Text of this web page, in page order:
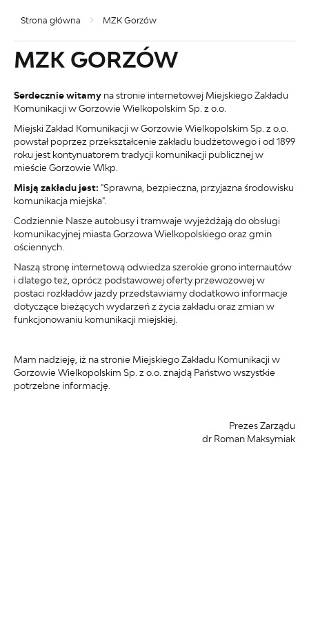
Strona główna MZK Gorzów
MZK GORZÓW
Serdecznie witamy na stronie internetowej Miejskiego Zakładu
Komunikacji w Gorzowie Wielkopolskim Sp. z o.o.
Miejski Zakład Komunikacji w Gorzowie Wielkopolskim Sp. z o.o.
powstał poprzez przekształcenie zakładu budżetowego i od 1899
roku jest kontynuatorem tradycji komunikacji publicznej w
mieście Gorzowie Wlkp.
Misją zakładu jest: "Sprawna, bezpieczna, przyjazna środowisku
komunikacja miejska".
Codziennie Nasze autobusy i tramwaje wyjeżdżają do obsługi
komunikacyjnej miasta Gorzowa Wielkopolskiego oraz gmin
ościennych.
Naszą stronę internetową odwiedza szerokie grono internautów
i dlatego też, oprócz podstawowej oferty przewozowej w
postaci rozkładów jazdy przedstawiamy dodatkowo informacje
dotyczące bieżących wydarzeń z życia zakładu oraz zmian w
funkcjonowaniu komunikacji miejskiej.
Mam nadzieję, iż na stronie Miejskiego Zakładu Komunikacji w
Gorzowie Wielkopolskim Sp. z o.o. znajdą Państwo wszystkie
potrzebne informację.
Prezes Zarządu
dr Roman Maksymiak